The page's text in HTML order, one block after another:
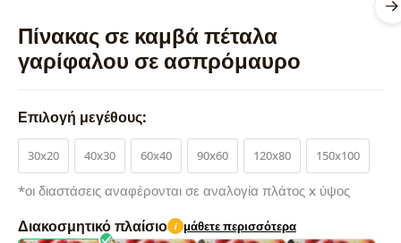
Πίνακας σε καμβά πέταλα
γαρίφαλου σε ασπρόμαυρο
Επιλογή μεγέθους:
30x20 40x30 60x40 90x60 120x80 150x100
*οι διαστάσεις αναφέρονται σε αναλογία πλάτος x ύψος
Διακοσμητικό πλαίσιο i μάθετε περισσότερα